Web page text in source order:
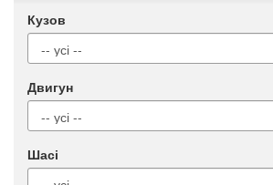
Кузов
Двигун
Шасі